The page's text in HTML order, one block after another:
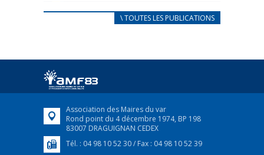
CARNET D’ACCUEIL
Afin d’accompagner au mieux les réfugiés
FEUILLETER
\ TOUTES LES PUBLICATIONS
Association des Maires du var
Rond point du 4 décembre 1974, BP 198
83007 DRAGUIGNAN CEDEX
Tél. : 04 98 10 52 30 / Fax : 04 98 10 52 39